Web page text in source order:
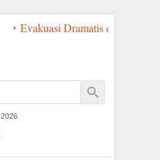
Evakuasi Dramatis di Perairan